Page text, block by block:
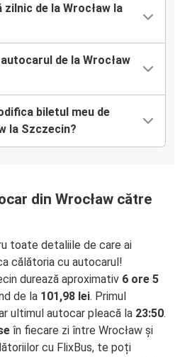
de la Wrocław la
de la Wrocław
biletul meu de
la Szczecin?
din Wrocław către
toate detaliile de care ai
călătoria cu autocarul!
durează aproximativ 6 ore 5
de la 101,98 lei. Primul
ultimul autocar pleacă la 23:50.
în fiecare zi între Wrocław și
cu FlixBus, te poți